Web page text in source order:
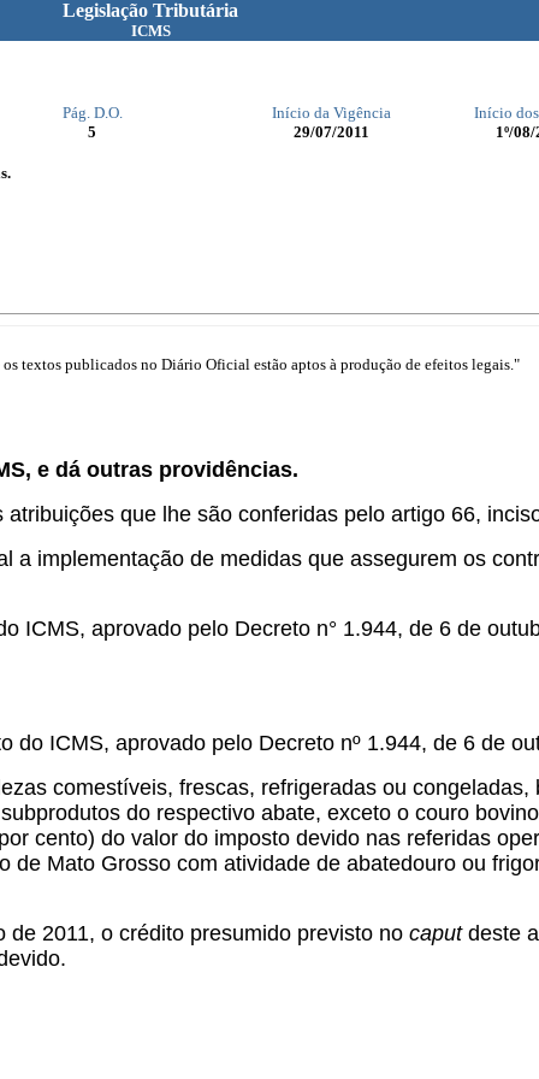
Legislação Tributária
ICMS
Pág. D.O. Início da Vigência
Início
5 29/07/2011 1º/08/
textos publicados no Diário Oficial estão aptos à produção de efeitos legais."
e dá outras providências.
atribuições que lhe são conferidas pelo artigo 66,
a implementação de medidas que assegurem os
ICMS, aprovado pelo Decreto n° 1.944, de 6 de
do ICMS, aprovado pelo Decreto nº 1.944, de 6 de
comestíveis, frescas, refrigeradas ou
do respectivo abate, exceto o couro
cento) do valor do imposto devido nas referidas
Mato Grosso com atividade de abatedouro ou
de 2011, o crédito presumido previsto no caputdeste